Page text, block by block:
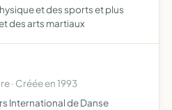
et des sports et plus
des arts martiaux
· Créée en 1993
International de Danse